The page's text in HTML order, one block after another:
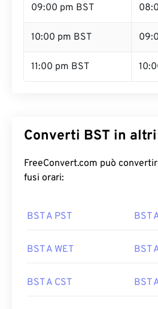
09:00 pm BST
10:00 pm BST
11:00 pm BST
Converti BST in
FreeConvert.com può
fusi orari:
BST A PST BST
BST A WET BST
BST A CST BST